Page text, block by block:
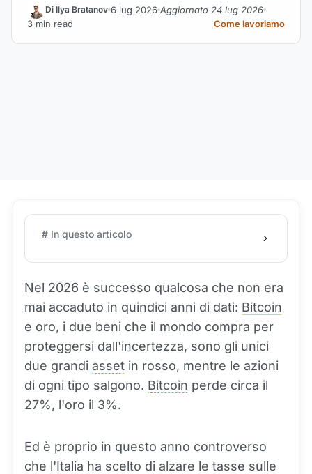
Stato vuole spingere il mercato.
Di Ilya Bratanov 6 lug 2026 Aggiornato 24 lug 2026
3 min read
Come lavoriamo
# In questo articolo
Nel 2026 è successo qualcosa che non era
mai accaduto in quindici anni di dati: Bitcoin
e oro, i due beni che il mondo compra per
proteggersi dall'incertezza, sono gli unici
due grandi asset in rosso, mentre le azioni
di ogni tipo salgono. Bitcoin perde circa il
27%, l'oro il 3%.
Ed è proprio in questo anno controverso
che l'Italia ha scelto di alzare le tasse sulle